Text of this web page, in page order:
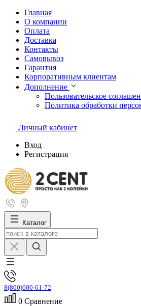
Главная
О компании
Оплата
Доставка
Контакты
Самовывоз
Гарантия
Корпоративным клиентам
Дополнение
Пользовательское
Политика обработки
Личный кабинет
Вход
Регистрация
Каталог
8(800)600-61-72
0 Сравнение